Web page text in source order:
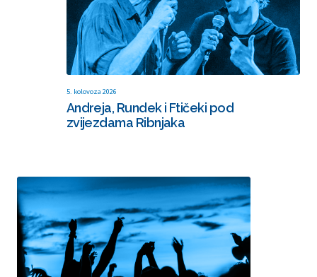
5. kolovoza 2026
Andreja, Rundek i Ftičeki pod
zvijezdama Ribnjaka